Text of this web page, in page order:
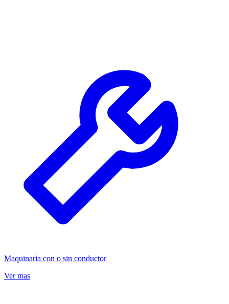
Maquinaria con o sin conductor
Ver mas